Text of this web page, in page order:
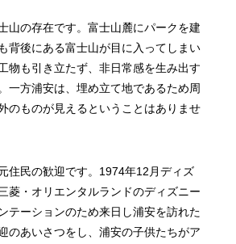
山の存在です。富士山麓にパークを建
背後にある富士山が目に入ってしまい
物も引き立たず、非日常感を生み出す
一方浦安は、埋め立て地であるため周
のものが見えるということはありませ
住民の歓迎です。1974年12月ディズ
菱・オリエンタルランドのディズニー
テーションのため来日し浦安を訪れた
のあいさつをし、浦安の子供たちがア